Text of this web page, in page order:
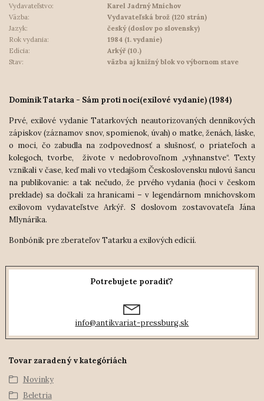
Vydavateľstvo:
Karel Jadrný Mníchov
Väzba:
Vydavateľská brož (120 strán)
Jazyk:
český (doslov po slovensky)
Rok vydania:
1984 (1. vydanie)
Edícia:
Arkýř (10.)
Stav:
väzba aj knižný blok vo výbornom stave
Dominik Tatarka - Sám proti noci(exilové vydanie) (1984)
Prvé, exilové vydanie Tatarkových neautorizovaných denníkových
zápiskov (záznamov snov, spomienok, úvah) o matke, ženách, láske,
o moci, čo zabudla na zodpovednosť a slušnosť, o priateľoch a
kolegoch, tvorbe, živote v nedobrovoľnom „vyhnanstve“. Texty
vznikali v čase, keď mali vo vtedajšom Československu nulovú šancu
na publikovanie: a tak nečudo, že prvého vydania (hoci v českom
preklade) sa dočkali za hranicami – v legendárnom mníchovskom
exilovom vydavateľstve Arkýř. S doslovom zostavovateľa Jána
Mlynárika.
Bonbónik pre zberateľov Tatarku a exilových edícií.
Potrebujete poradiť?
info@antikvariat-pressburg.sk
Tovar zaradený v kategóriách
Novinky
Beletria